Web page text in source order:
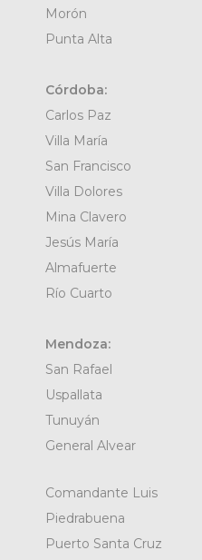
Morón
Punta Alta
Córdoba:
Carlos Paz
Villa María
San Francisco
Villa Dolores
Mina Clavero
Jesús María
Almafuerte
Río Cuarto
Mendoza:
San Rafael
Uspallata
Tunuyán
General Alvear
Comandante Luis
Piedrabuena
Puerto Santa Cruz